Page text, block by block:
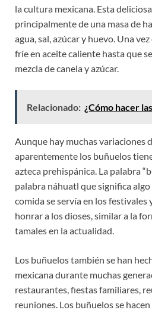
la cultura mexicana. Esta
principalmente de una masa de
agua, sal, azúcar y huevo. Una
fríe en aceite caliente hasta que
mezcla de canela y azúcar.
Relacionado: ¿Cómo hacer
Aunque hay muchas variaciones
aparentemente los buñuelos
azteca prehispánica. La palabra
palabra náhuatl que significa algo
comida se servía en los
honrar a los dioses, similar a la
tamales en la actualidad.
Los buñuelos también se han
mexicana durante muchas
restaurantes, fiestas familiares,
reuniones. Los buñuelos se